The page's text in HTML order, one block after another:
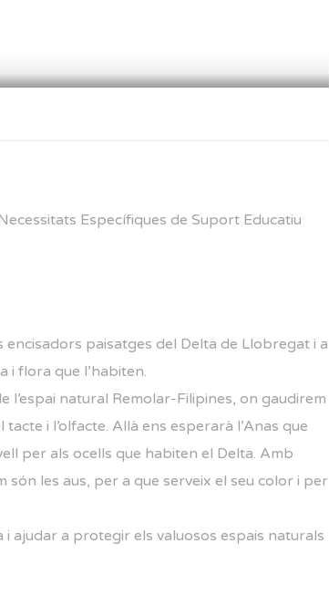
Específiques de Suport Educatiu
paisatges del Delta de Llobregat i a
i flora que l’habiten.
l’espai natural Remolar-Filipines, on gaudirem
i l’olfacte. Allà ens esperarà l’Anas que
per als ocells que habiten el Delta. Amb
són les aus, per a que serveix el seu color i per
ajudar a protegir els valuosos espais naturals